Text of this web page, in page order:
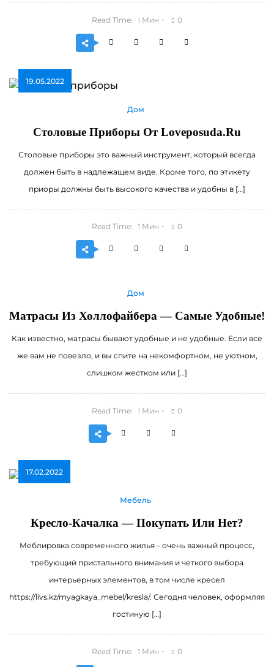
Read Time: 1 Мин 0
19.05.2022
Дом
Столовые Приборы От Loveposuda.ru
Столовые приборы это важный инструмент, который всегда
должен быть в надлежащем виде. Кроме того, по этикету
приоры должны быть высокого качества и удобны в […]
Read Time: 1 Мин 0
Дом
Матрасы Из Холлофайбера — Самые Удобные!
Как известно, матрасы бывают удобные и не удобные. Если все
же вам не повезло, и вы спите на некомфортном, не уютном,
слишком жестком или […]
Read Time: 1 Мин 0
17.02.2022
Мебель
Кресло-Качалка — Покупать Или Нет?
Меблировка современного жилья – очень важный процесс,
требующий пристального внимания и четкого выбора
интерьерных элементов, в том числе кресел
https://livs.kz/myagkaya_mebel/kresla/. Сегодня человек, оформляя
гостиную […]
Read Time: 1 Мин 0